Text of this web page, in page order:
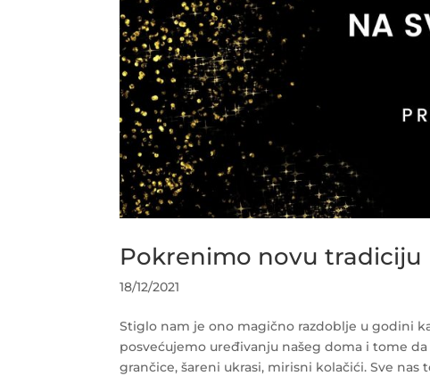
Pokrenimo novu tradiciju
18/12/2021
Stiglo nam je ono magično razdoblje u godini
posvećujemo uređivanju našeg doma i tome
grančice, šareni ukrasi, mirisni kolačići. Sve